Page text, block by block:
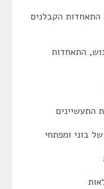
התאחדות הקבלנים
התאחדות
התעשיינים
בוני ומפתחי